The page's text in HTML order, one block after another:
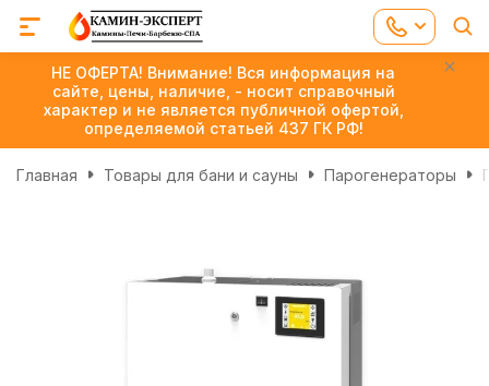
НЕ ОФЕРТА! Внимание! Вся информация на
сайте, цены, наличие, - носит справочный
характер и не является публичной офертой,
определяемой статьей 437 ГК РФ!
Главная Товары для бани и сауны Парогенераторы